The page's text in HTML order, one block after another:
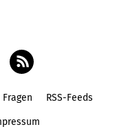
RSS-Feeds